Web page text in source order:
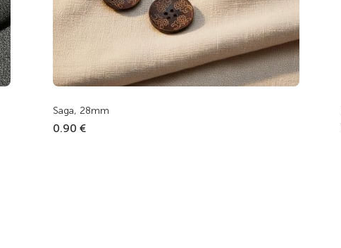
Saga, 28mm
0.90 €